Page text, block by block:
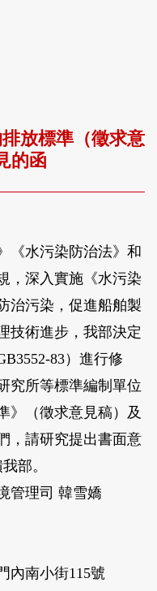
放標準（徵求意
的函
水污染防治法》和
，深入實施《水污染
治污染，促進船舶製
技術進步，我部決定
83）進行修
究所等標準編制單位
》（徵求意見稿）及
，請研究提出書面意
部。
理司 韓雪嬌
南小街115號